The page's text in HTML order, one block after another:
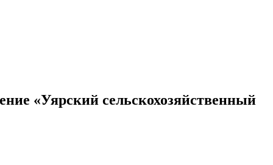
«Уярский сельскохозяйственный